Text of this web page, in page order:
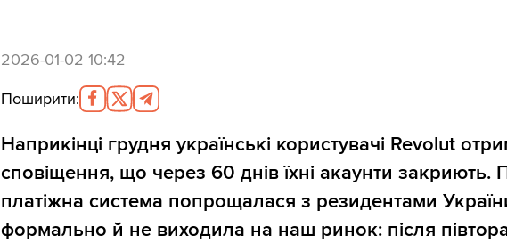
2026-01-02 10:42
Поширити:
Наприкінці грудня українські користувачі Revolut
сповіщення, що через 60 днів їхні акаунти закриють.
платіжна система попрощалася з резидентами
формально й не виходила на наш ринок: після